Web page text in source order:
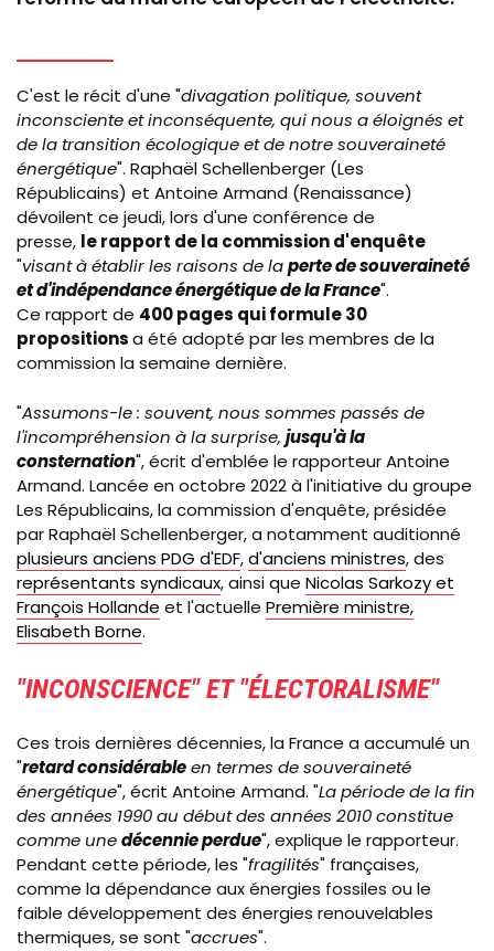
C'est le récit d'une "divagation politique, souvent
inconsciente et inconséquente, qui nous a éloignés et
de la transition écologique et de notre souveraineté
énergétique". RaphaëlSchellenberger (Les
Républicains) et Antoine Armand (Renaissance)
dévoilent ce jeudi, lors d'une conférence de
presse, le rapport de la commission d'enquête
"visant à établir les raisons de laperte de souveraineté
et d'indépendance énergétique de la France".
Ce rapport de 400 pages qui formule 30
propositionsa été adopté par les membres de la
commission la semaine dernière.
"Assumons-le : souvent, nous sommes passés de
l'incompréhension à la surprise, jusqu'à la
consternation", écrit d'emblée le rapporteur Antoine
Armand. Lancée en octobre 2022 à l'initiative du groupe
Les Républicains, la commission d'enquête, présidée
par RaphaëlSchellenberger,a notamment auditionné
plusieurs anciens PDG d'EDF,d'anciens ministres, des
représentants syndicaux, ainsi que Nicolas Sarkozy et
François Hollande et l'actuelle Première ministre,
Elisabeth Borne.
"INCONSCIENCE" ET "ÉLECTORALISME"
Ces trois dernières décennies, la France a accumulé un
"retard considérableen termes de souveraineté
énergétique", écrit Antoine Armand. "La période de la fin
des années 1990 au début des années 2010 constitue
comme unedécennie perdue", explique le rapporteur.
Pendant cette période, les "fragilités" françaises,
comme la dépendance aux énergies fossiles ou le
faible développement des énergies renouvelables
thermiques, se sont "accrues".